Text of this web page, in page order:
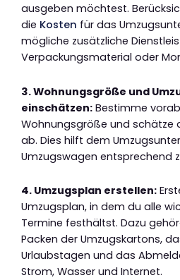
ausgeben möchtest.
die Kosten für das
mögliche zusätzliche
Verpackungsmaterial oder
3. Wohnungsgröße und
einschätzen: Bestimme
Wohnungsgröße und schätze
ab. Dies hilft dem
Umzugswagen entsprechend
4. Umzugsplan erstellen:
Umzugsplan, in dem du alle
Termine festhältst. Dazu
Packen der Umzugskartons,
Urlaubstagen und das
Strom, Wasser und Internet.